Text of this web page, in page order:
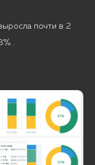
почти в 2
.